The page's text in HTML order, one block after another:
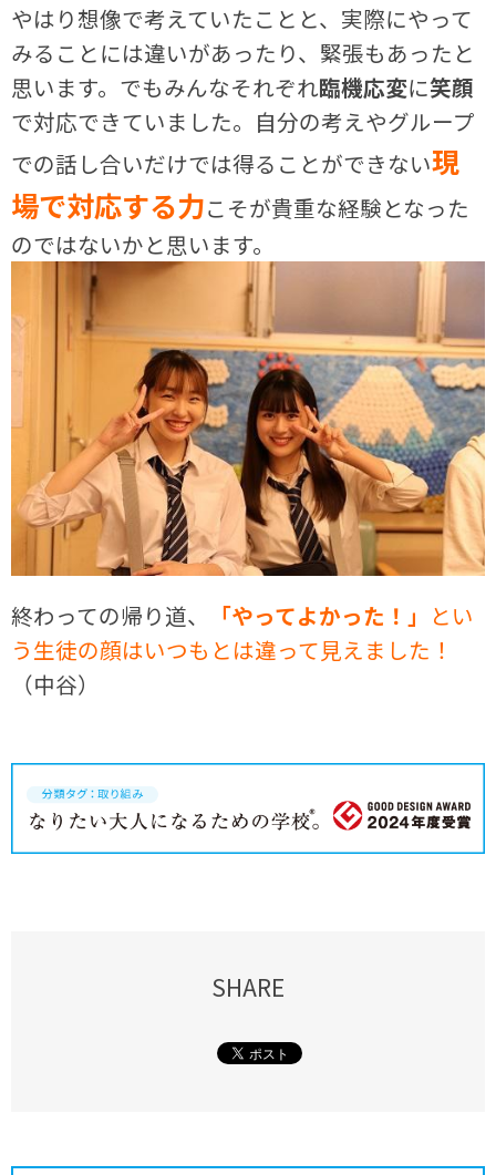
やはり想像で考えていたことと、実際にやって
みることには違いがあったり、緊張もあったと
思います。でもみんなそれぞれ臨機応変に笑顔
で対応できていました。自分の考えやグループ
での話し合いだけでは得ることができない現
場で対応する力こそが貴重な経験となった
のではないかと思います。
終わっての帰り道、 「やってよかった！」 とい
う生徒の顔はいつもとは違って見えました！
（中谷）
SHARE